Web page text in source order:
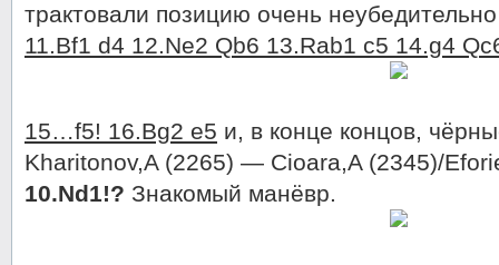
трактовали позицию очень
11.Bf1 d4 12.Ne2 Qb6 13.Rab1 c5 14.g4
15…f5! 16.Bg2 e5 и, в конце концов,
Kharitonov,A (2265) — Cioara,A (2345)/
10.Nd1!? Знакомый манёвр.